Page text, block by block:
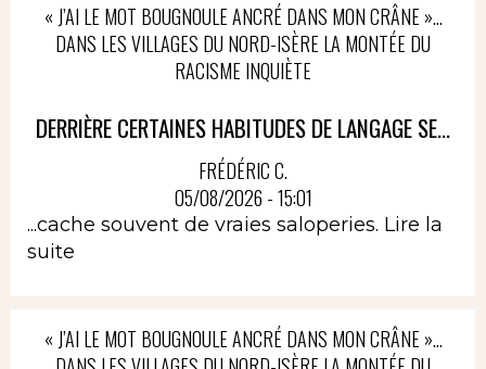
« J’AI LE MOT BOUGNOULE ANCRÉ DANS MON CRÂNE »…
DANS LES VILLAGES DU NORD-ISÈRE LA MONTÉE DU
RACISME INQUIÈTE
DERRIÈRE CERTAINES HABITUDES DE LANGAGE SE...
FRÉDÉRIC C.
05/08/2026 - 15:01
...cache souvent de vraies saloperies. Lire la
suite
« J’AI LE MOT BOUGNOULE ANCRÉ DANS MON CRÂNE »…